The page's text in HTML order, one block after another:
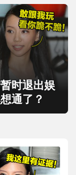
时退出娱
通了？